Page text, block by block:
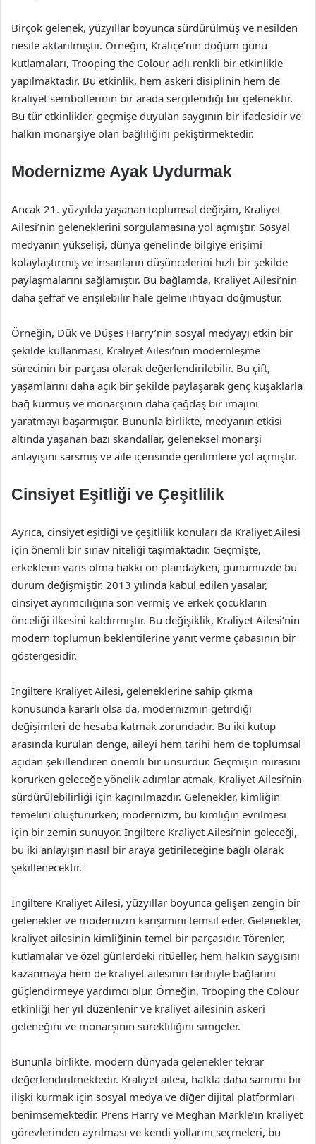
Birçok gelenek, yüzyıllar boyunca sürdürülmüş ve nesilden
nesile aktarılmıştır. Örneğin, Kraliçe’nin doğum günü
kutlamaları, Trooping the Colour adlı renkli bir etkinlikle
yapılmaktadır. Bu etkinlik, hem askeri disiplinin hem de
kraliyet sembollerinin bir arada sergilendiği bir gelenektir.
Bu tür etkinlikler, geçmişe duyulan saygının bir ifadesidir ve
halkın monarşiye olan bağlılığını pekiştirmektedir.
Modernizme Ayak Uydurmak
Ancak 21. yüzyılda yaşanan toplumsal değişim, Kraliyet
Ailesi’nin geleneklerini sorgulamasına yol açmıştır. Sosyal
medyanın yükselişi, dünya genelinde bilgiye erişimi
kolaylaştırmış ve insanların düşüncelerini hızlı bir şekilde
paylaşmalarını sağlamıştır. Bu bağlamda, Kraliyet Ailesi’nin
daha şeffaf ve erişilebilir hale gelme ihtiyacı doğmuştur.
Örneğin, Dük ve Düşes Harry’nin sosyal medyayı etkin bir
şekilde kullanması, Kraliyet Ailesi’nin modernleşme
sürecinin bir parçası olarak değerlendirilebilir. Bu çift,
yaşamlarını daha açık bir şekilde paylaşarak genç kuşaklarla
bağ kurmuş ve monarşinin daha çağdaş bir imajını
yaratmayı başarmıştır. Bununla birlikte, medyanın etkisi
altında yaşanan bazı skandallar, geleneksel monarşi
anlayışını sarsmış ve aile içerisinde gerilimlere yol açmıştır.
Cinsiyet Eşitliği ve Çeşitlilik
Ayrıca, cinsiyet eşitliği ve çeşitlilik konuları da Kraliyet Ailesi
için önemli bir sınav niteliği taşımaktadır. Geçmişte,
erkeklerin varis olma hakkı ön plandayken, günümüzde bu
durum değişmiştir. 2013 yılında kabul edilen yasalar,
cinsiyet ayrımcılığına son vermiş ve erkek çocukların
önceliği ilkesini kaldırmıştır. Bu değişiklik, Kraliyet Ailesi’nin
modern toplumun beklentilerine yanıt verme çabasının bir
göstergesidir.
İngiltere Kraliyet Ailesi, geleneklerine sahip çıkma
konusunda kararlı olsa da, modernizmin getirdiği
değişimleri de hesaba katmak zorundadır. Bu iki kutup
arasında kurulan denge, aileyi hem tarihi hem de toplumsal
açıdan şekillendiren önemli bir unsurdur. Geçmişin mirasını
korurken geleceğe yönelik adımlar atmak, Kraliyet Ailesi’nin
sürdürülebilirliği için kaçınılmazdır. Gelenekler, kimliğin
temelini oluştururken; modernizm, bu kimliğin evrilmesi
için bir zemin sunuyor. İngiltere Kraliyet Ailesi’nin geleceği,
bu iki anlayışın nasıl bir araya getirileceğine bağlı olarak
şekillenecektir.
İngiltere Kraliyet Ailesi, yüzyıllar boyunca gelişen zengin bir
gelenekler ve modernizm karışımını temsil eder. Gelenekler,
kraliyet ailesinin kimliğinin temel bir parçasıdır. Törenler,
kutlamalar ve özel günlerdeki ritüeller, hem halkın saygısını
kazanmaya hem de kraliyet ailesinin tarihiyle bağlarını
güçlendirmeye yardımcı olur. Örneğin, Trooping the Colour
etkinliği her yıl düzenlenir ve kraliyet ailesinin askeri
geleneğini ve monarşinin sürekliliğini simgeler.
Bununla birlikte, modern dünyada gelenekler tekrar
değerlendirilmektedir. Kraliyet ailesi, halkla daha samimi bir
ilişki kurmak için sosyal medya ve diğer dijital platformları
benimsemektedir. Prens Harry ve Meghan Markle’ın kraliyet
görevlerinden ayrılması ve kendi yollarını seçmeleri, bu